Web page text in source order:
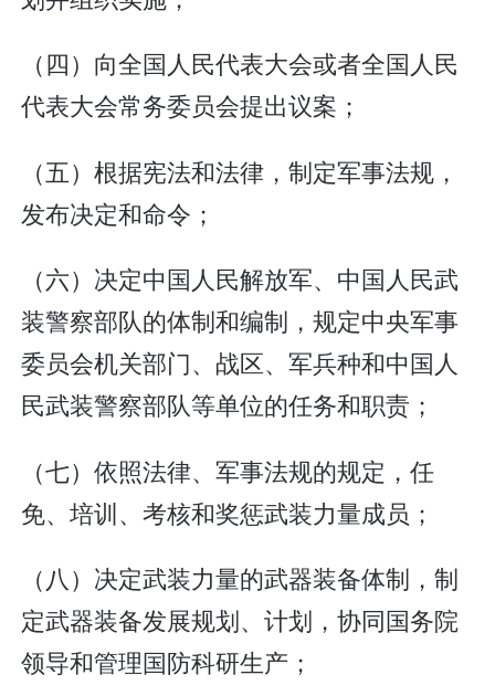
（四）向全国人民代表大会或者全国人民
代表大会常务委员会提出议案；
（五）根据宪法和法律，制定军事法规，
发布决定和命令；
（六）决定中国人民解放军、中国人民武
装警察部队的体制和编制，规定中央军事
委员会机关部门、战区、军兵种和中国人
民武装警察部队等单位的任务和职责；
（七）依照法律、军事法规的规定，任
免、培训、考核和奖惩武装力量成员；
（八）决定武装力量的武器装备体制，制
定武器装备发展规划、计划，协同国务院
领导和管理国防科研生产；